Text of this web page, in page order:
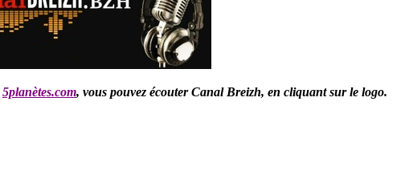
5planètes.com, vous pouvez écouter Canal Breizh, en cliquant sur le logo.